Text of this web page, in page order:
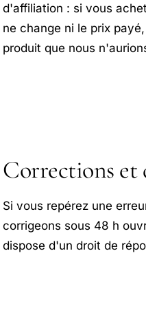
d'affiliation : si vous
ne change ni le prix
produit que nous
Corrections et
Si vous repérez une
corrigeons sous 48 h
dispose d'un droit de